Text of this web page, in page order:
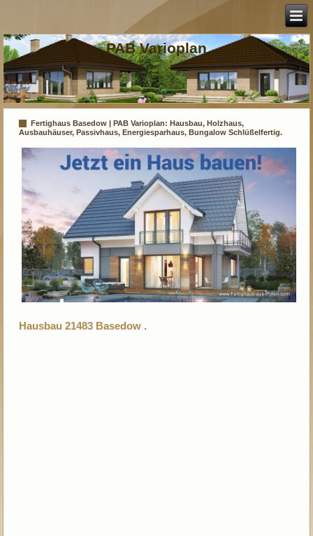
PAB Varioplan
Fertighaus Basedow | PAB Varioplan: Hausbau, Holzhaus,
Ausbauhäuser, Passivhaus, Energiesparhaus, Bungalow Schlüßelfertig.
Hausbau 21483 Basedow .